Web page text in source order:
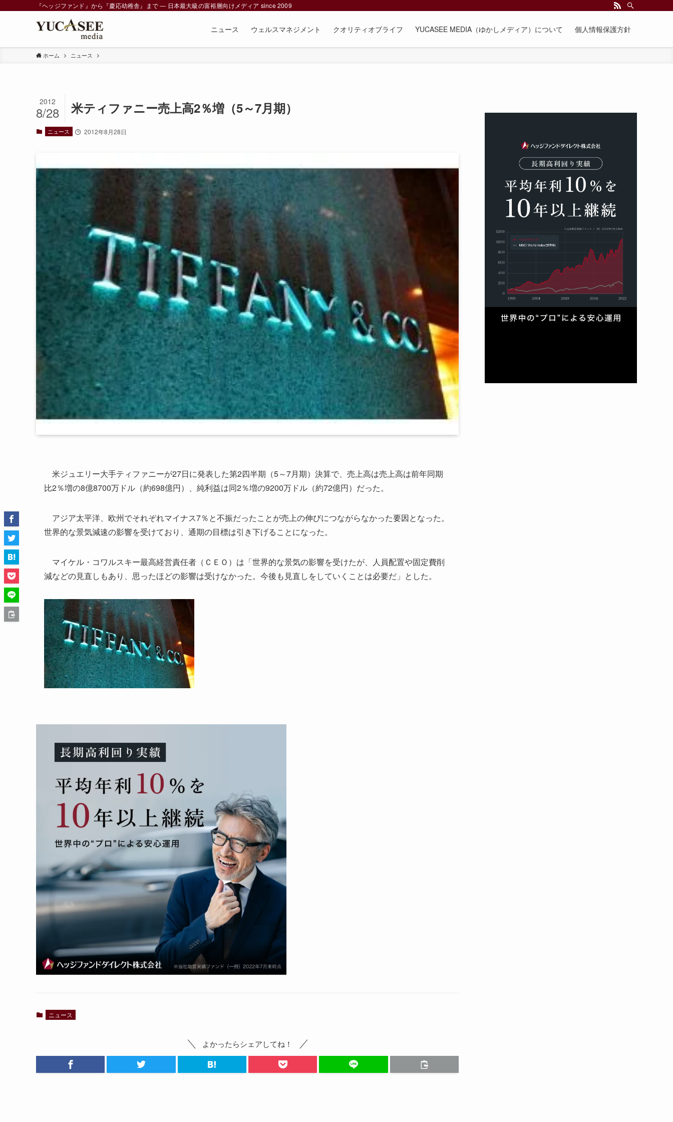
『ヘッジファンド』から『慶応幼稚舎』まで ― 日本最大級の富裕層向けメディア since 2009
ニュース ウェルスマネジメント クオリティオブライフ YUCASEE MEDIA（ゆかしメディア）について 個人情報保護方針
ホーム ニュース
米ティファニー売上高2％増（5～7月期）
2012
8/28
ニュース 2012年8月28日
米ジュエリー大手ティファニーが27日に発表した第2四半期（5～7月期）決算で、売上高は売上高は前年同期
比2％増の8億8700万ドル（約698億円）、純利益は同2％増の9200万ドル（約72億円）だった。
アジア太平洋、欧州でそれぞれマイナス7％と不振だったことが売上の伸びにつながらなかった要因となった。
世界的な景気減速の影響を受けており、通期の目標は引き下げることになった。
マイケル・コワルスキー最高経営責任者（ＣＥＯ）は「世界的な景気の影響を受けたが、人員配置や固定費削
減などの見直しもあり、思ったほどの影響は受けなかった。今後も見直しをしていくことは必要だ」とした。
ニュース
よかったらシェアしてね！